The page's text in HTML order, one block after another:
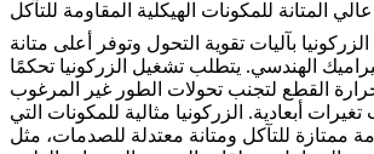
المتانة للمكونات الهيكلية المقاومة للتآكل
بآليات تقوية التحول وتوفر أعلى متانة
الهندسي. يتطلب تشغيل الزركونيا تحكمًا
القطع لتجنب تحولات الطور غير المرغوب
أبعادية. الزركونيا مثالية للمكونات التي
ممتازة للتآكل ومتانة معتدلة للصدمات، مثل